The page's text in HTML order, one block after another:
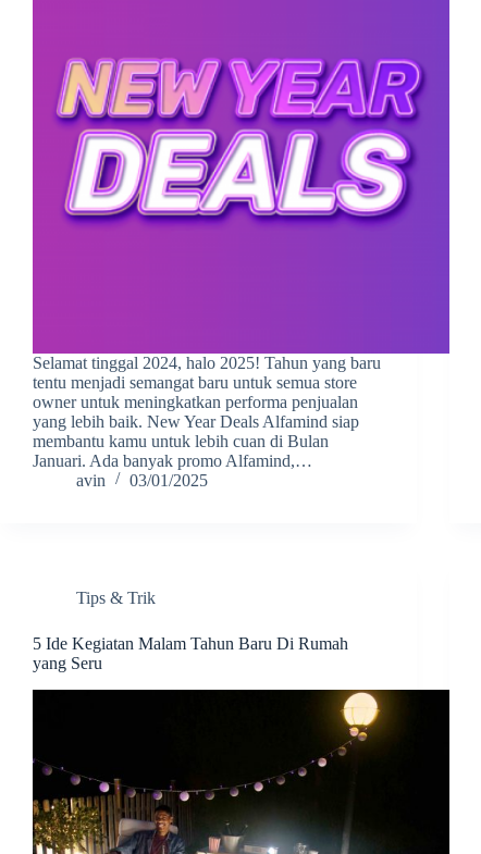
Selamat tinggal 2024, halo 2025! Tahun yang baru
tentu menjadi semangat baru untuk semua store
owner untuk meningkatkan performa penjualan
yang lebih baik. New Year Deals Alfamind siap
membantu kamu untuk lebih cuan di Bulan
Januari. Ada banyak promo Alfamind,…
avin
03/01/2025
Tips & Trik
5 Ide Kegiatan Malam Tahun Baru Di Rumah
yang Seru